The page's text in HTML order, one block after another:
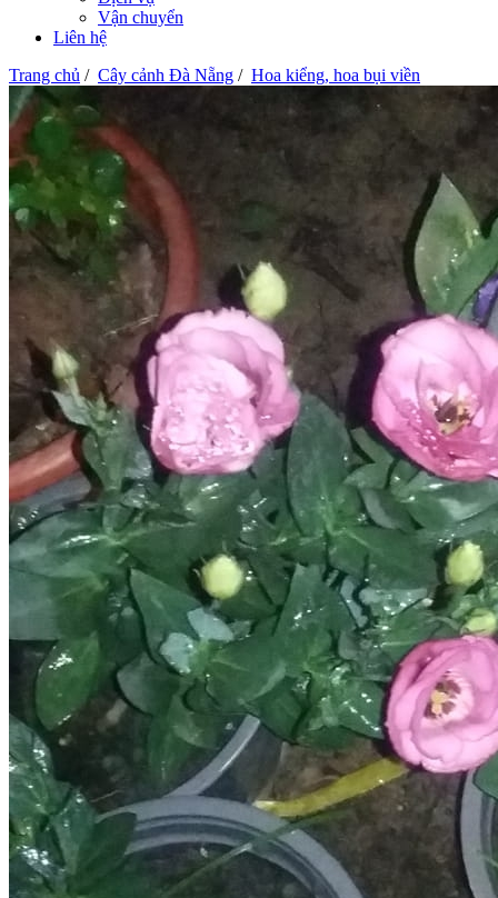
Vận chuyển
Liên hệ
Trang chủ / Cây cảnh Đà Nẵng / Hoa kiểng, hoa bụi viền